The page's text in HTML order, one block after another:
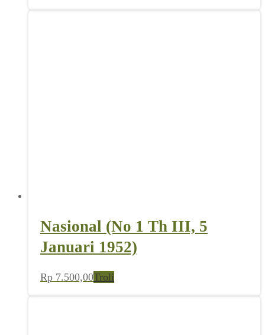
Nasional (No 1 Th III, 5
Januari 1952)
Rp 7.500,00Troli